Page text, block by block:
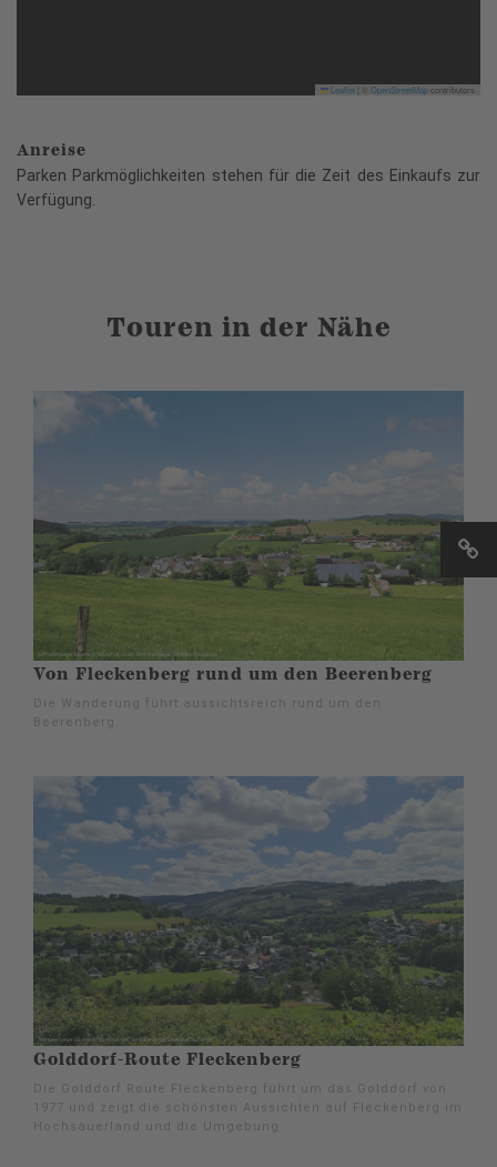
Leaflet OpenStreetMapcontributors
Anreise
Parken Parkmöglichkeiten stehen für die Zeit des Einkaufs zur
Verfügung.
Touren in der Nähe
Von Fleckenberg rund um den Beerenberg
Die Wanderung führt aussichtsreich rund um den
Beerenberg.
Golddorf-Route Fleckenberg
Die Golddorf Route Fleckenberg führt um das Golddorf von
1977 und zeigt die schönsten Aussichten auf Fleckenberg im
Hochsauerland und die Umgebung.